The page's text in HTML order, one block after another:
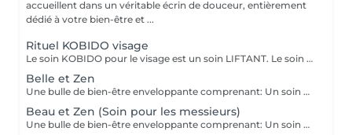
accueillent dans un véritable écrin de douceur, entièrement
dédié à votre bien-être et ...
Rituel KOBIDO visage
Le soin KOBIDO pour le visage est un soin LIFTANT. Le soin dure 1h15, et vous permettra de lifter complètement votre visage. Il est idéal de venir démaquillé pour commencer ce rituel. La praticienne commencera par un enchaînement de serviettes chaudes, puis viendra stimuler les cellules avec un instrument le RIDOKI. Suivi d'un massage doux avec des techniques de massage spécifiques au Kobido. Puis elle effectura des points de pressions sur les méridiens, pour terminer avec un passage au ROULEAU DE JADE. Laissez-vous porter par ce rituel anti-âge d'exeption à la fois relaxant et liftant.
Belle et Zen
Une bulle de bien-être enveloppante comprenant: Un soin du visage nettoyant et hydratant d'une durée de 60 minutes. (Démaquillage, gommage, extraction des comédons, massage visage, masque et crème de soin) Une manucure ( Limage, la pousse et coupe des cuticules, gommage et massage avec crème de soin. Base transparente comprise si souhaitée) Un massage relaxant des pieds ou des mains d'une durée de 20 minutes
Beau et Zen (Soin pour les messieurs)
Une bulle de bien-être enveloppante comprenant: Un soin visage éclat d'une durée de 50 minutes adapté à votre type de peau (Nettoyage, gommage, extraction des comédons, massage visage, masque et crème de soin) Un massage relaxant du dos d'une durée de 20 minutes. Une manucure ( Limage, la pousse et coupe des cuticules, gommage et massage avec crème de soin)